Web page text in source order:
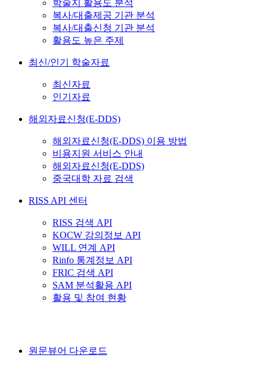
학술지 활용도 분석
복사/대출제공 기관 분석
복사/대출신청 기관 분석
활용도 높은 주제
최신/인기 학술자료
최신자료
인기자료
해외자료신청(E-DDS)
해외자료신청(E-DDS) 이용 방법
비용지원 서비스 안내
해외자료신청(E-DDS)
중국대학 자료 검색
RISS API 센터
RISS 검색 API
KOCW 강의정보 API
WILL 연계 API
Rinfo 통계정보 API
FRIC 검색 API
SAM 분석활용 API
활용 및 참여 현황
원문뷰어 다운로드